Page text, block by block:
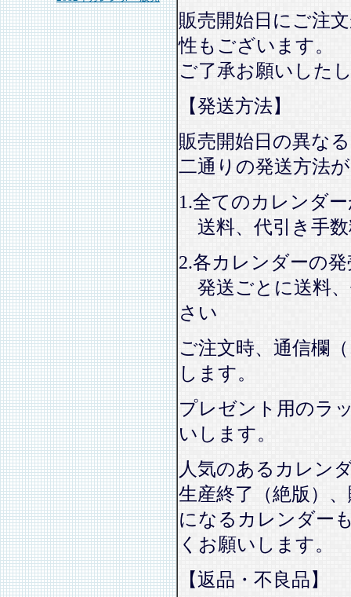
販売開始日にご注
性もございます。
ご了承お願いした
【発送方法】
販売開始日の異な
二通りの発送方法
1.全てのカレンダ
送料、代引き手
2.各カレンダーの
発送ごとに送料
さい
ご注文時、通信欄
します。
プレゼント用のラ
いします。
人気のあるカレン
生産終了（絶版）
になるカレンダー
くお願いします。
【返品・不良品】